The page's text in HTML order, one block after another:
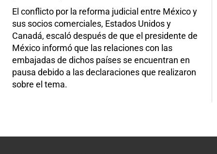
El conflicto por la reforma judicial entre México y
sus socios comerciales, Estados Unidos y
Canadá, escaló después de que el presidente de
México informó que las relaciones con las
embajadas de dichos países se encuentran en
pausa debido a las declaraciones que realizaron
sobre el tema.